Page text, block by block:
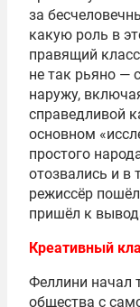
за
какую роль в
правящий
не так рьяно —
наружу,
справедливой
основном
простого
отозвались и в
режиссёр
пришёл к
Креативный
Феллини начал
общества с